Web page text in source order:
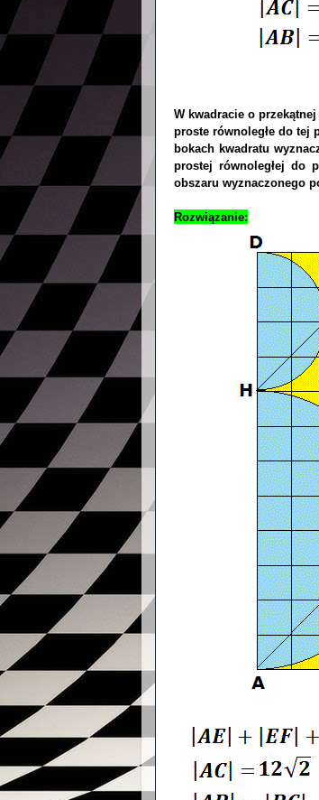
W kwadracie o
proste równoległe do tej
bokach kwadratu
prostej równoległej do
obszaru wyznaczonego
Rozwiązanie: